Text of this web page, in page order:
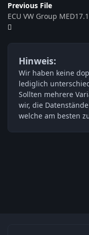
Previous File
Hinweis:
Wir haben keine
lediglich
Sollten mehrere
wir, die
welche am besten